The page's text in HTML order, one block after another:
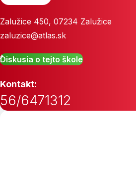
Zalužice 450, 07234 Zalužice
zaluzice@atlas.sk
Diskusia o tejto škole
Kontakt:
56/6471312